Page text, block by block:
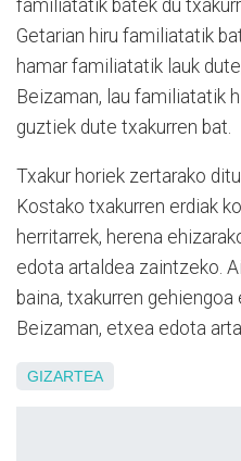
familiatatik batek du
Getarian hiru familiatatik
hamar familiatatik lauk
Beizaman, lau familiatatik
guztiek dute txakurren bat.
Txakur horiek zertarako
Kostako txakurren erdiak
herritarrek, herena
edota artaldea zaintzeko.
baina, txakurren
Beizaman, etxea edota
GIZARTEA